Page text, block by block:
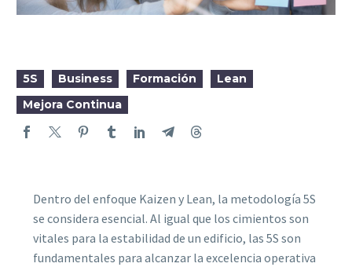
5S Business Formación
Lean
Mejora Continua
Dentro del enfoque Kaizen y Lean, la metodología 5S
se considera esencial. Al igual que los cimientos son
vitales para la estabilidad de un edificio, las 5S son
fundamentales para alcanzar la excelencia operativa